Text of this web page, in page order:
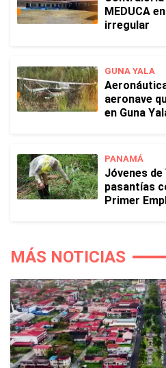
MEDUCA
irregular
GUNA YALA
aeronave
en Guna
PANAMÁ
Jóvenes
pasantías
Primer
MÁS NOTICIAS